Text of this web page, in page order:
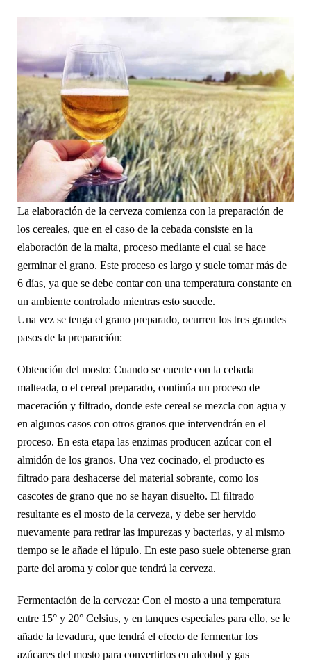
La elaboración de la cerveza comienza con la preparación de
los cereales, que en el caso de la cebada consiste en la
elaboración de la malta, proceso mediante el cual se hace
germinar el grano. Este proceso es largo y suele tomar más de
6 días, ya que se debe contar con una temperatura constante en
un ambiente controlado mientras esto sucede.
Una vez se tenga el grano preparado, ocurren los tres grandes
pasos de la preparación:
Obtención del mosto: Cuando se cuente con la cebada
malteada, o el cereal preparado, continúa un proceso de
maceración y filtrado, donde este cereal se mezcla con agua y
en algunos casos con otros granos que intervendrán en el
proceso. En esta etapa las enzimas producen azúcar con el
almidón de los granos. Una vez cocinado, el producto es
filtrado para deshacerse del material sobrante, como los
cascotes de grano que no se hayan disuelto. El filtrado
resultante es el mosto de la cerveza, y debe ser hervido
nuevamente para retirar las impurezas y bacterias, y al mismo
tiempo se le añade el lúpulo. En este paso suele obtenerse gran
parte del aroma y color que tendrá la cerveza.
Fermentación de la cerveza: Con el mosto a una temperatura
entre 15° y 20° Celsius, y en tanques especiales para ello, se le
añade la levadura, que tendrá el efecto de fermentar los
azúcares del mosto para convertirlos en alcohol y gas